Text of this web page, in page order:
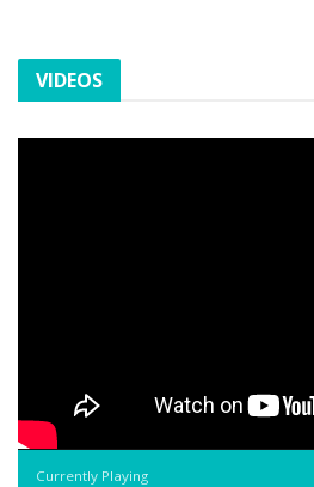
VIDEOS
Currently Playing